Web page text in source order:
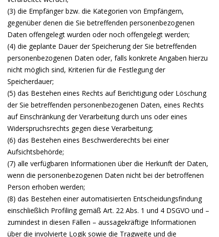
(3) die Empfänger bzw. die Kategorien von Empfängern,
gegenüber denen die Sie betreffenden personenbezogenen
Daten offengelegt wurden oder noch offengelegt werden;
(4) die geplante Dauer der Speicherung der Sie betreffenden
personenbezogenen Daten oder, falls konkrete Angaben hierzu
nicht möglich sind, Kriterien für die Festlegung der
Speicherdauer;
(5) das Bestehen eines Rechts auf Berichtigung oder Löschung
der Sie betreffenden personenbezogenen Daten, eines Rechts
auf Einschränkung der Verarbeitung durch uns oder eines
Widerspruchsrechts gegen diese Verarbeitung;
(6) das Bestehen eines Beschwerderechts bei einer
Aufsichtsbehörde;
(7) alle verfügbaren Informationen über die Herkunft der Daten,
wenn die personenbezogenen Daten nicht bei der betroffenen
Person erhoben werden;
(8) das Bestehen einer automatisierten Entscheidungsfindung
einschließlich Profiling gemäß Art. 22 Abs. 1 und 4 DSGVO und –
zumindest in diesen Fällen – aussagekräftige Informationen
über die involvierte Logik sowie die Tragweite und die